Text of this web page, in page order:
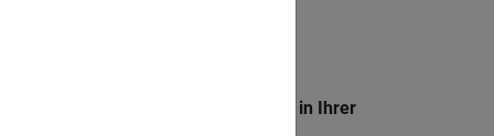
Standort, um alle Stellenangebote in Ihrer